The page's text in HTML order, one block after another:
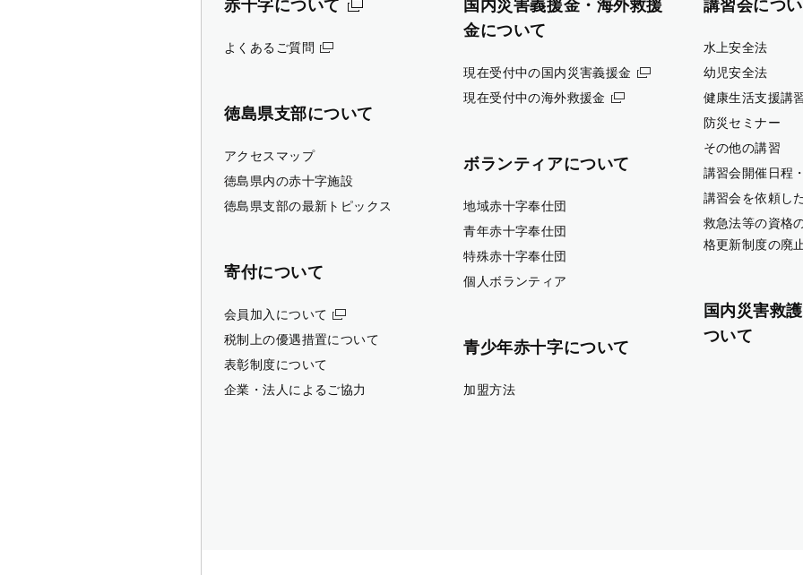
赤十字について
よくあるご質問
徳島県支部について
アクセスマップ
徳島県内の赤十字施設
徳島県支部の最新トピックス
寄付について
会員加入について
税制上の優遇措置について
表彰制度について
企業・法人によるご協力
国内災害義援金・海外救援
金について
現在受付中の国内災害義援金
現在受付中の海外救援金
ボランティアについて
地域赤十字奉仕団
青年赤十字奉仕団
特殊赤十字奉仕団
個人ボランティア
青少年赤十字について
加盟方法
講習会につ
水上安全法
幼児安全法
健康生活支援講
防災セミナー
その他の講習
講習会開催日程
講習会を依頼し
救急法等の資格
格更新制度の廃
国内災害救
ついて